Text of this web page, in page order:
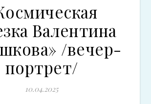
Валентина
/вечер-
портрет/
10.04.2025